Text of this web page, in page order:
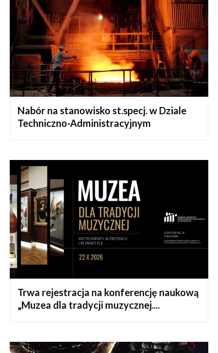
Nabór na stanowisko st.specj. w Dziale
Techniczno-Administracyjnym
Trwa rejestracja na konferencję naukową
„Muzea dla tradycji muzycznej....